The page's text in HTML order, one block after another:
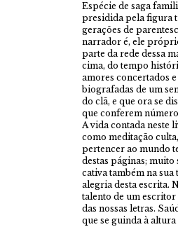
Espécie de saga
presidida pela figura
gerações de
narrador é, ele
parte da rede dessa
cima, do tempo
amores concertados
biografadas de um
do clã, e que ora se
que conferem
A vida contada neste
como meditação
pertencer ao mundo
destas páginas;
cativa também na sua
alegria desta escrita.
talento de um
das nossas letras.
que se guinda à